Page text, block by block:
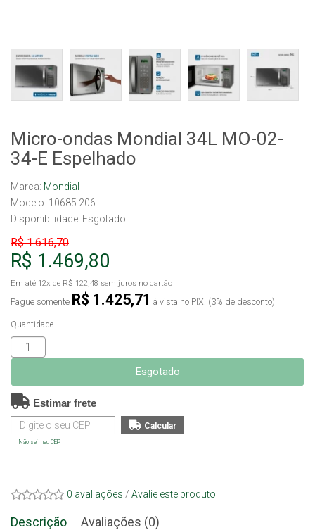
Micro-ondas Mondial 34L MO-02-
34-E Espelhado
Marca: Mondial
Modelo: 10685.206
Disponibilidade: Esgotado
R$ 1.616,70
R$ 1.469,80
Em até 12x de R$ 122,48 sem juros no cartão
Pague somente R$ 1.425,71 à vista no PIX. (3% de desconto)
Quantidade
Esgotado
Estimar frete
Não sei meu CEP
0 avaliações / Avalie este produto
Descrição Avaliações (0)